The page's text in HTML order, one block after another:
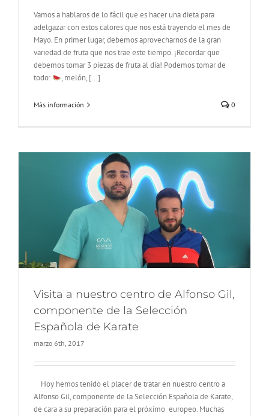
Vamos a hablaros de lo fácil que es hacer una dieta para
adelgazar con estos calores que nos está trayendo el mes de
Mayo. En primer lugar, debemos aprovecharnos de la gran
variedad de fruta que nos trae este tiempo. ¡Recordar que
debemos tomar 3 piezas de fruta al día! Podemos tomar de
todo:
, melón, [...]
Más información 0
Visita a nuestro centro de Alfonso Gil,
componente de la Selección
Española de Karate
marzo 6th, 2017
Hoy hemos tenido el placer de tratar en nuestro centro a
Alfonso Gil, componente de la Selección Española de Karate,
de cara a su preparación para el próximo europeo. Muchas